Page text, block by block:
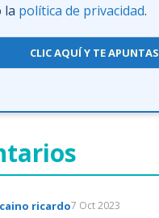
la política de privacidad.
CLIC AQUÍ Y TE APUNTAS
ricardo7 Oct 2023